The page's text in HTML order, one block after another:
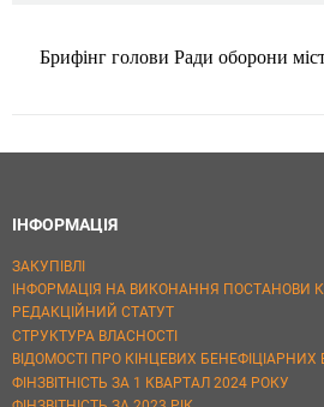
Брифінг голови Ради оборони
ІНФОРМАЦІЯ
ЗАКУПІВЛІ
ІНФОРМАЦІЯ НА ВИКОНАННЯ ПОСТАНОВИ
РЕДАКЦІЙНИЙ СТАТУТ
СТРУКТУРА ВЛАСНОСТІ
ВІДОМОСТІ ПРО КІНЦЕВИХ БЕНЕФІЦІАРНИХ
ФІНЗВІТНІСТЬ ЗА 1 КВАРТАЛ 2024 РОКУ